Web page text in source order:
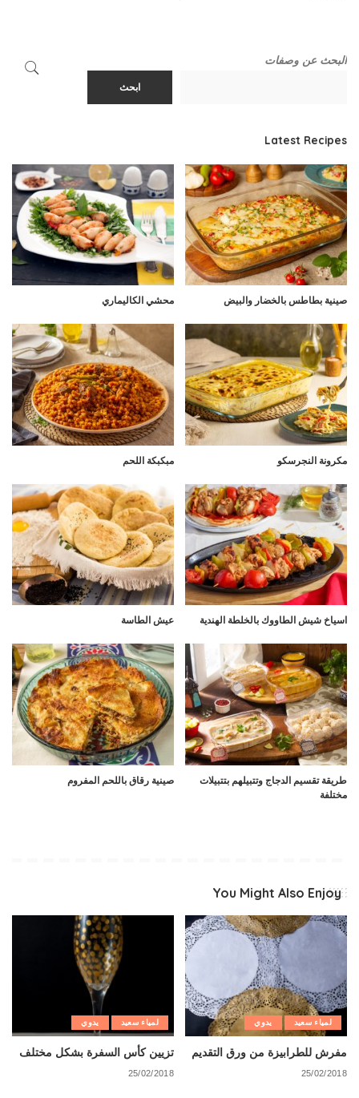
البحث عن وصفات
ابحث
Latest Recipes
صينية بطاطس بالخضار والبيض محشي الكاليماري
مكرونة النجرسكو مبكبكة اللحم
اسياخ شيش الطاووك بالخلطة الهندية عيش الطاسة
طريقة تقسيم الدجاج وتتبيلهم بتتبيلات
مختلفة
صينية رقاق باللحم المفروم
You Might Also Enjoy
لمياء سعيد يدوي
مفرش للطرابيزة من ورق التقديم
25/02/2018
لمياء سعيد يدوي
تزيين كأس السفرة بشكل مختلف
25/02/2018